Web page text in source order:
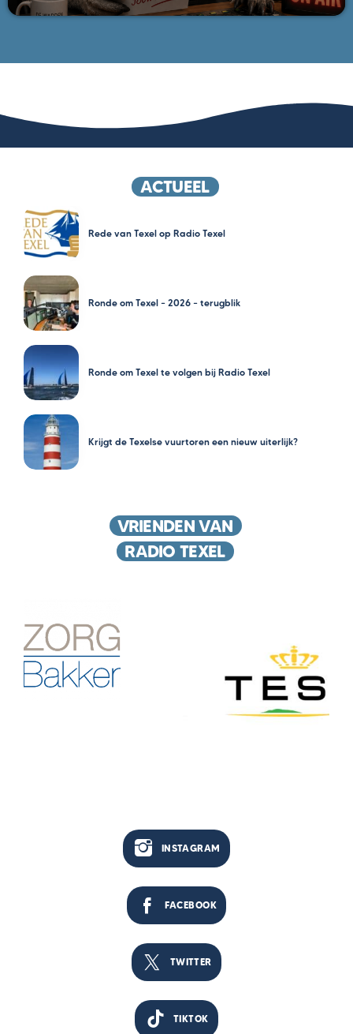
ACTUEEL
Rede van Texel op Radio Texel
Ronde om Texel – 2026 – terugblik
Ronde om Texel te volgen bij Radio Texel
Krijgt de Texelse vuurtoren een nieuw uiterlijk?
VRIENDEN VAN
RADIO TEXEL
INSTAGRAM
FACEBOOK
TWITTER
TIKTOK